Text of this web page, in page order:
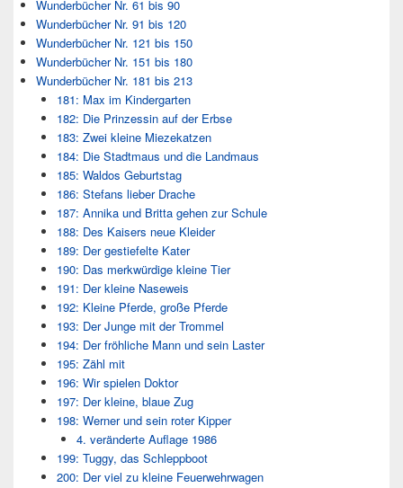
Wunderbücher Nr. 61 bis 90
Wunderbücher Nr. 91 bis 120
Wunderbücher Nr. 121 bis 150
Wunderbücher Nr. 151 bis 180
Wunderbücher Nr. 181 bis 213
181: Max im Kindergarten
182: Die Prinzessin auf der Erbse
183: Zwei kleine Miezekatzen
184: Die Stadtmaus und die Landmaus
185: Waldos Geburtstag
186: Stefans lieber Drache
187: Annika und Britta gehen zur Schule
188: Des Kaisers neue Kleider
189: Der gestiefelte Kater
190: Das merkwürdige kleine Tier
191: Der kleine Naseweis
192: Kleine Pferde, große Pferde
193: Der Junge mit der Trommel
194: Der fröhliche Mann und sein Laster
195: Zähl mit
196: Wir spielen Doktor
197: Der kleine, blaue Zug
198: Werner und sein roter Kipper
4. veränderte Auflage 1986
199: Tuggy, das Schleppboot
200: Der viel zu kleine Feuerwehrwagen